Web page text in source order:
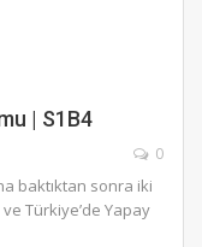
| S1B4
0
baktıktan sonra iki
Türkiye’de Yapay